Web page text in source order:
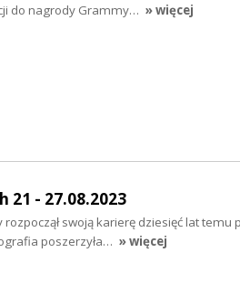
do nagrody Grammy… » więcej
21 - 27.08.2023
swoją karierę dziesięć lat
poszerzyła… » więcej